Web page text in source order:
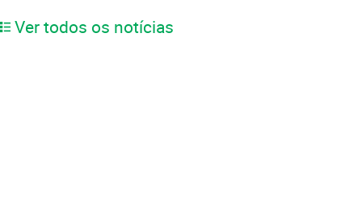
Ver todos os notícias